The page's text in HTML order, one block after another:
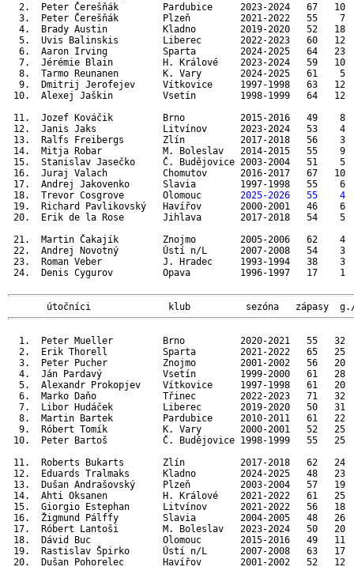
2.  Peter Čerešňák        Pardubice     2023-2024   67   10
3.  Peter Čerešňák        Plzeň         2021-2022   55    7
4.  Brady Austin          Kladno        2019-2020   52   18
5.  Uvis Balinskis        Liberec       2022-2023   60   12
6.  Aaron Irving          Sparta        2024-2025   64   23
7.  Jérémie Blain         H. Králové    2023-2024   59
8.  Tarmo Reunanen        K. Vary       2024-2025   61
9.  Dmitrij Jerofejev     Vítkovice     1997-1998   63
10.  Alexej Jaškin         Vsetín        1998-1999   64   12
11.  Jozef Kováčik         Brno          2015-2016   49    8
12.  Janis Jaks            Litvínov      2023-2024   53    4
13.  Ralfs Freibergs       Zlín          2017-2018   56    3
14.  Mitja Robar           M. Boleslav   2014-2015   55    9
15.  Stanislav Jasečko     Č. Budějovice 2003-2004   51
16.  Juraj Valach          Chomutov      2016-2017   67   10
17.  Andrej Jakovenko      Slavia        1997-1998   55    6
18.  Trevor Cosgrove       Olomouc 2025-2026   55    4
19.  Richard Pavlikovský   Havířov       2000-2001   46    6
20.  Erik de la Rose       Jihlava       2017-2018   54    5
21.  Martin Čakajík        Znojmo        2005-2006   62    4
22.  Andrej Novotný        Ústí n/L      2007-2008   54    3
23.  Roman Veber           J. Hradec     1993-1994   38    3
24.  Denis Cygurov         Opava         1996-1997   17    1
útočníci              klub          sezóna   zápasy
1.  Peter Mueller         Brno          2020-2021   55
2.  Erik Thorell          Sparta        2021-2022   65   25
3.  Peter Pucher          Znojmo        2001-2002   56   20
4.  Ján Pardavý           Vsetín        1999-2000   61   28
5.  Alexandr Prokopjev    Vítkovice     1997-1998   61   20
6.  Marko Daňo            Třinec        2022-2023   71   32
7.  Libor Hudáček         Liberec       2019-2020   50   31
8.  Martin Bartek         Pardubice     2010-2011   61   22
9.  Róbert Tomík          K. Vary       2000-2001   52   25
10.  Peter Bartoš          Č. Budějovice 1998-1999   55
11.  Roberts Bukarts       Zlín          2017-2018   62   24
12.  Eduards Tralmaks      Kladno        2024-2025   48
13.  Dušan Andrašovský     Plzeň         2003-2004   57   19
14.  Ahti Oksanen          H. Králové    2021-2022   61   25
15.  Giorgio Estephan      Litvínov      2021-2022   56   18
16.  Žigmund Pálffy        Slavia        2004-2005   48   26
17.  Róbert Lantoši        M. Boleslav   2023-2024   50   20
18.  Dávid Buc             Olomouc       2015-2016   49   11
19.  Rastislav Špirko      Ústí n/L      2007-2008   63   17
20.  Dušan Pohorelec       Havířov       2001-2002   52   12